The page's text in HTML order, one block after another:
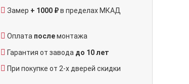
Замер + 1000 ₽в пределах МКАД
Оплата послемонтажа
Гарантия от завода до 10 лет
При покупке от 2-х дверей скидки